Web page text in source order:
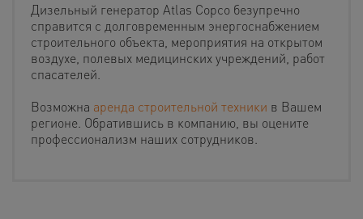
Дизельный генератор Atlas Copco безупречно
справится с долговременным энергоснабжением
строительного объекта, мероприятия на открытом
воздухе, полевых медицинских учреждений, работ
спасателей.
Возможна аренда строительной техники в Вашем
регионе. Обратившись в компанию, вы оцените
профессионализм наших сотрудников.